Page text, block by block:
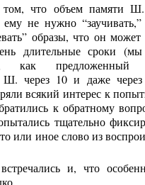
что объем памяти Ш.
ему не нужно
образы, что он
длительные сроки
как предложенный
Ш. через 10 и даже
всякий интерес к
к обратному
тщательно
или иное слово из
и, что